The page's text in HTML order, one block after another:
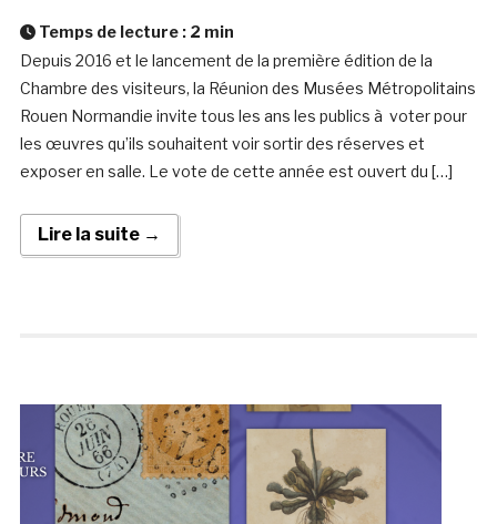
Temps de lecture : 2 min
Depuis 2016 et le lancement de la première édition de la
Chambre des visiteurs, la Réunion des Musées Métropolitains
Rouen Normandie invite tous les ans les publics à voter pour
les œuvres qu’ils souhaitent voir sortir des réserves et
exposer en salle. Le vote de cette année est ouvert du […]
Lire la suite →